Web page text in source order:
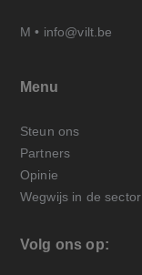
M • info@vilt.be
Menu
Steun ons
Partners
Opinie
Wegwijs in de sector
Volg ons op: